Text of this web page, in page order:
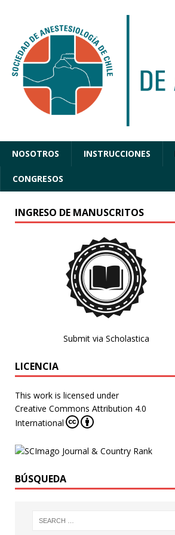
NOSOTROS INSTRUCCIONES
CONGRESOS
INGRESO DE MANUSCRITOS
Submit via Scholastica
LICENCIA
This work is licensed under
Creative Commons Attribution 4.0
International
BÚSQUEDA